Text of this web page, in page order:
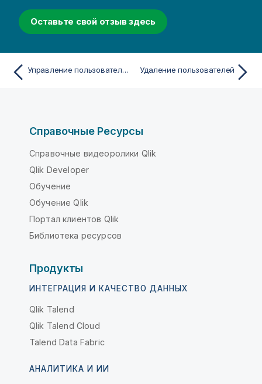
Оставьте свой отзыв здесь
Управление пользователями — подписки на основе объема Удаление пользователей
Справочные Ресурсы
Справочные видеоролики Qlik
Qlik Developer
Обучение
Обучение Qlik
Портал клиентов Qlik
Библиотека ресурсов
Продукты
ИНТЕГРАЦИЯ И КАЧЕСТВО ДАННЫХ
Qlik Talend
Qlik Talend Cloud
Talend Data Fabric
АНАЛИТИКА И ИИ